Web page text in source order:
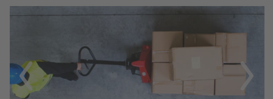
Previous Next